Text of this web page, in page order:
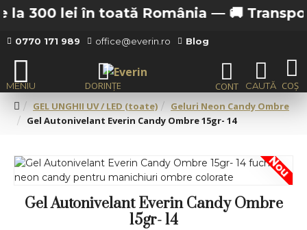
300 lei în toată România — 🚚 Transport
0770 171 989 office@everin.ro Blog
GEL UNGHII UV / LED (toate)
Geluri Neon Candy Ombre
Gel Autonivelant Everin Candy Ombre 15gr- 14
Nou
Gel Autonivelant Everin Candy Ombre
15gr- 14